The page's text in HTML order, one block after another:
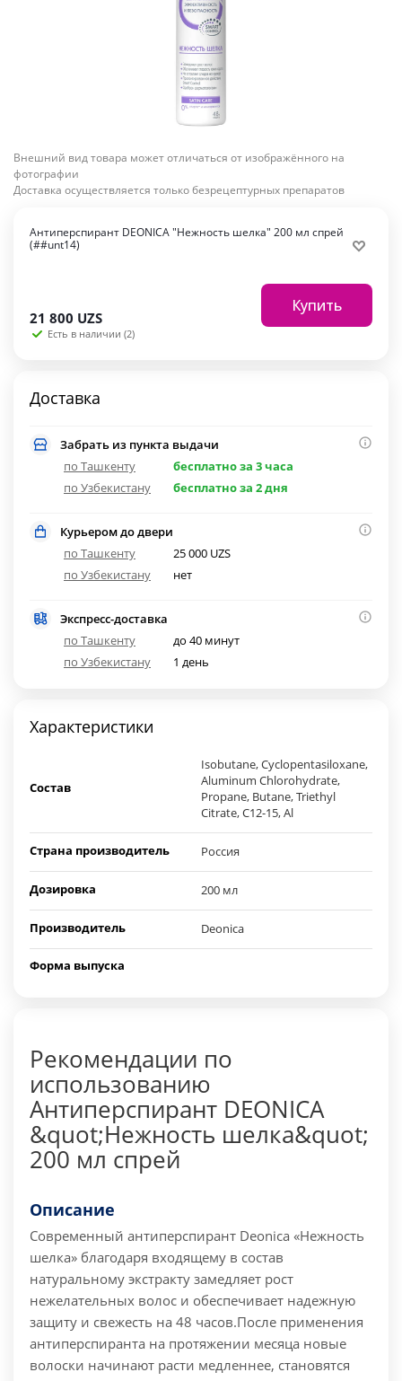
Внешний вид товара может отличаться от изображённого на
фотографии
Доставка осуществляется только безрецептурных препаратов
Антиперспирант DEONICA "Нежность шелка" 200 мл спрей
(##unt14)
21 800 UZS
Есть в наличии (2)
Купить
Доставка
Забрать из пункта выдачи
по Ташкенту
бесплатно за 3 часа
по Узбекистану
бесплатно за 2 дня
Курьером до двери
по Ташкенту
25 000 UZS
по Узбекистану
нет
Экспресс-доставка
по Ташкенту
до 40 минут
по Узбекистану
1 день
Характеристики
Состав
Isobutane, Cyclopentasiloxane,
Aluminum Chlorohydrate,
Propane, Butane, Triethyl
Citrate, C12-15, Al
Страна производитель Россия
Дозировка 200 мл
Производитель Deonica
Форма выпуска
Рекомендации по
использованию
Антиперспирант DEONICA
&quot;Нежность шелка&quot;
200 мл спрей
Описание
Современный антиперспирант Deonica «Нежность
шелка» благодаря входящему в состав
натуральному экстракту замедляет рост
нежелательных волос и обеспечивает надежную
защиту и свежесть на 48 часов.После применения
антиперспиранта на протяжении месяца новые
волоски начинают расти медленнее, становятся